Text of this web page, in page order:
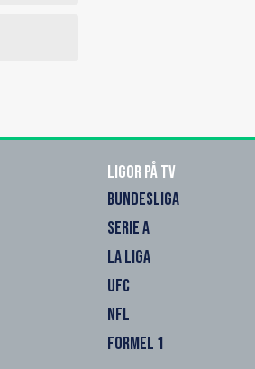
Ligor på TV
BUNDESLIGA
SERIE A
LA LIGA
UFC
NFL
FORMEL 1